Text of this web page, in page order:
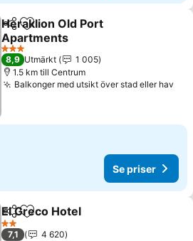
Dela Lägg till i Mina Favoriter
Heraklion Old Port
Apartments
3 Stjärnor
8,9 Utmärkt
1 005
1.5 km till Centrum
Balkonger med utsikt över stad eller hav
Se priser
Dela Lägg till i Mina Favoriter
El Greco Hotel
2 Stjärnor
7,1
4 620